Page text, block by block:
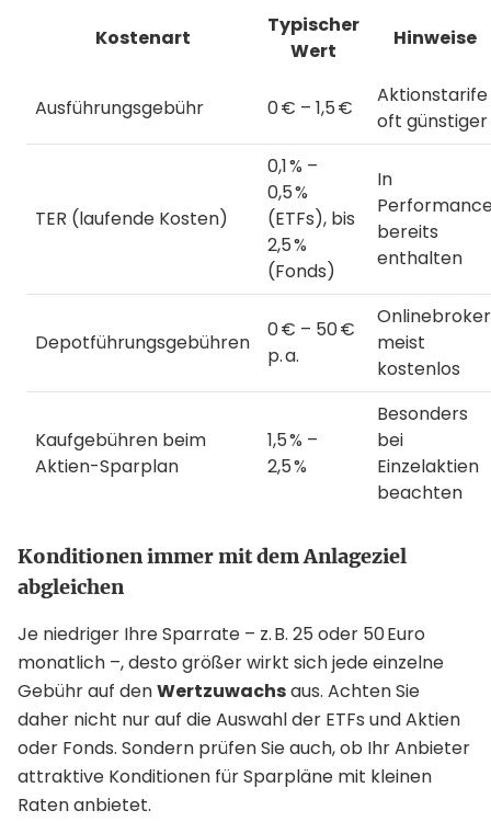
Kostenart
Typischer
Wert
Hinweise
Ausführungsgebühr 0 € – 1,5 €
Aktionstarife
oft günstiger
TER (laufende Kosten)
0,1 % –
0,5 %
(ETFs), bis
2,5 %
(Fonds)
In
bereits
enthalten
Depotführungsgebühren
0 € – 50 €
p. a.
Onlinebroker
meist
kostenlos
Kaufgebühren beim
Aktien-Sparplan
1,5 % –
2,5 %
Besonders
bei
Einzelaktien
beachten
Konditionen immer mit dem Anlageziel
abgleichen
Je niedriger Ihre Sparrate – z. B. 25 oder 50 Euro
monatlich –, desto größer wirkt sich jede einzelne
Gebühr auf denWertzuwachsaus. Achten Sie
daher nicht nur auf die Auswahl der ETFs und Aktien
oder Fonds. Sondern prüfen Sie auch, ob Ihr Anbieter
attraktive Konditionen für Sparpläne mit kleinen
Raten anbietet.